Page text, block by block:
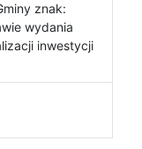
znak:
wydania
inwestycji